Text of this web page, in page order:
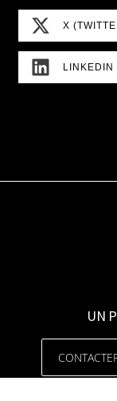
SHARE
X
SHARE
LINKEDIN
UN